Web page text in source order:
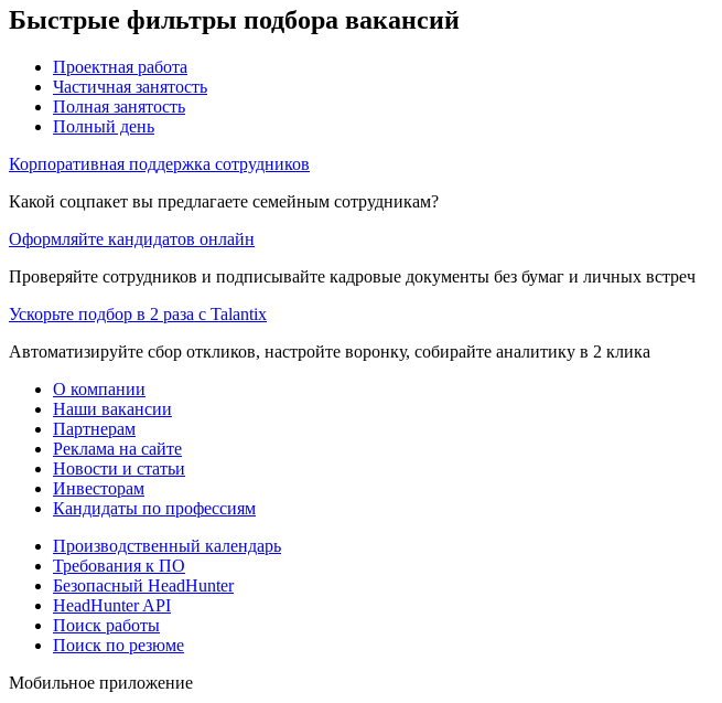
Быстрые фильтры подбора вакансий
Проектная работа
Частичная занятость
Полная занятость
Полный день
Корпоративная поддержка сотрудников
Какой соцпакет вы предлагаете семейным сотрудникам?
Оформляйте кандидатов онлайн
Проверяйте сотрудников и подписывайте кадровые документы без бумаг и личных встреч
Ускорьте подбор в 2 раза с Talantix
Автоматизируйте сбор откликов, настройте воронку, собирайте аналитику в 2 клика
О компании
Наши вакансии
Партнерам
Реклама на сайте
Новости и статьи
Инвесторам
Кандидаты по профессиям
Производственный календарь
Требования к ПО
Безопасный HeadHunter
HeadHunter API
Поиск работы
Поиск по резюме
Мобильное приложение